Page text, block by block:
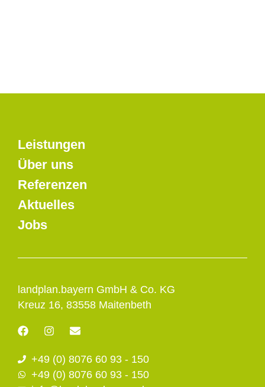
landplan.bayern GmbH & Co. KG
Kreuz 16, 83558 Maitenbeth
F
a
e
b
o
I
n
t
a
g
E
e
l
o
+49 (0) 8076 60 93 - 150
+49 (0) 8076 60 93 - 150
Leistungen
Über uns
Referenzen
Aktuelles
Jobs